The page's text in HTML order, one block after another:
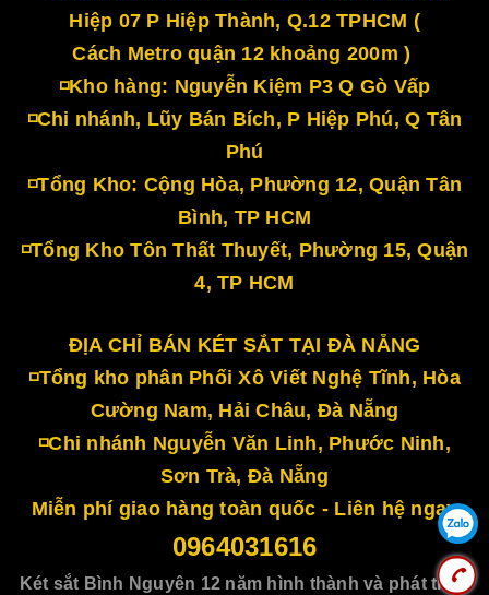
Hiệp 07 P Hiệp Thành, Q.12 TPHCM (
Cách Metro quận 12 khoảng 200m )
◽Kho hàng: Nguyễn Kiệm P3 Q Gò Vấp
◽Chi nhánh, Lũy Bán Bích, P Hiệp Phú, Q Tân
Phú
◽Tổng Kho: Cộng Hòa, Phường 12, Quận Tân
Bình, TP HCM
◽Tổng Kho Tôn Thất Thuyết, Phường 15, Quận
4, TP HCM
ĐỊA CHỈ BÁN KÉT SẮT TẠI ĐÀ NẴNG
◽Tổng kho phân Phối Xô Viết Nghệ Tĩnh, Hòa
Cường Nam, Hải Châu, Đà Nẵng
◽Chi nhánh Nguyễn Văn Linh, Phước Ninh,
Sơn Trà, Đà Nẵng
Miễn phí giao hàng toàn quốc - Liên hệ ngay
0964031616
Két sắt Bình Nguyên 12 năm hình thành và phát triển